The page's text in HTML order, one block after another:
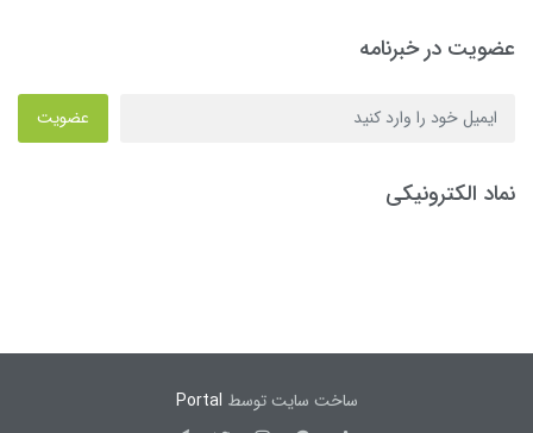
عضویت در خبرنامه
عضویت
نماد الکترونیکی
ساخت سایت توسط Portal